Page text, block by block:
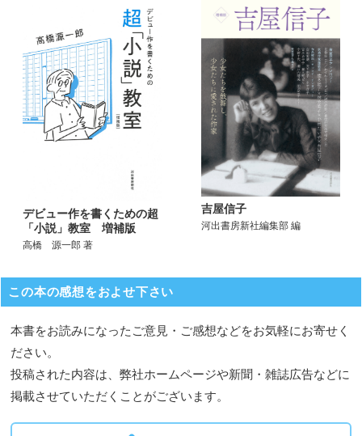
デビュー作を書くための超
「小説」教室 増補版
高橋 源一郎 著
吉屋信子
河出書房新社編集部 編
この本の感想をおよせ下さい
本書をお読みになったご意見・ご感想などをお気軽にお寄せく
ださい。
投稿された内容は、弊社ホームページや新聞・雑誌広告などに
掲載させていただくことがございます。